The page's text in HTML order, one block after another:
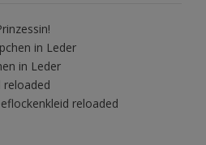
in Leder
in Leder
reloaded
reloaded